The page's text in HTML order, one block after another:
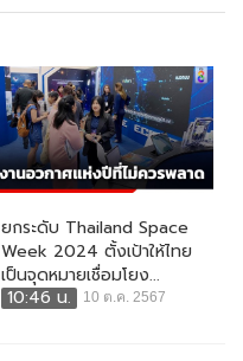
ยกระดับ Thailand Space
Week 2024 ตั้งเป้าให้ไทย
เป็นจุดหมายเชื่อมโยง...
10:46 น.
10 ต.ค. 2567